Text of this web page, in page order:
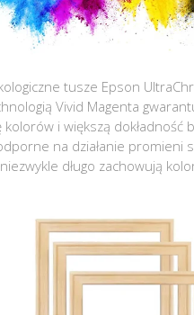
tusze Epson
Vivid Magenta
kolorów i większą dokładność
na działanie promieni
długo zachowują